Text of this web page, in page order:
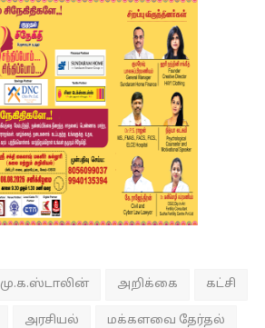
மு.க.ஸ்டாலின் அறிக்கை கட்சி
அரசியல் மக்களவை தேர்தல்